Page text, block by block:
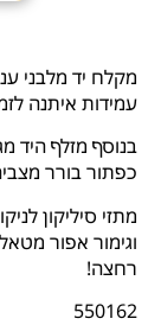
עמידות איתנה
כפתור בורר
מתזי סיליקון
וגימור אפור
רחצה!
550162